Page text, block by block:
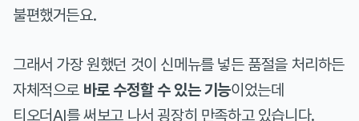
불편했거든요.
그래서 가장 원했던 것이 신메뉴를 넣든 품절을 처리하든
자체적으로 바로 수정할 수 있는 기능이었는데
티오더AI를 써보고 나서 굉장히 만족하고 있습니다.